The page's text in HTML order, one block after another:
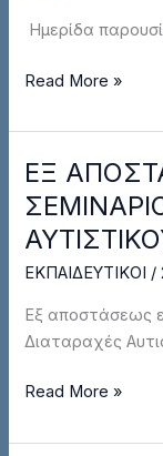
Ημερίδα
ΕΛΛΑΔΑΣ
ΑΝΑΚΟΙΝΟΠΟΙΗΣΗ
Read More »
ΕΞ
ΕΚΠΑΙΔΕΥΤΙΚΟΙ /
Εξ αποστάσεως
Διαταραχές
ΕΞ
ΑΠΟΣΤΑΣΕΩΣ
ΕΠΙΜΟΡΦΩΤΙΚΟ
ΣΕΜΙΝΑΡΙΟ
ΓΙΑ
ΔΙΑΤΑΡΑΧΕΣ
ΑΥΤΙΣΤΙΚΟΥ
ΦΑΣΜΑΤΟΣ
Read More »